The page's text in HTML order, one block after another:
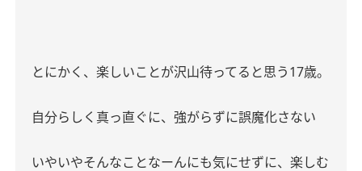
とにかく、楽しいことが沢山待ってると思う17歳。
自分らしく真っ直ぐに、強がらずに誤魔化さない
いやいやそんなことなーんにも気にせずに、楽しむ